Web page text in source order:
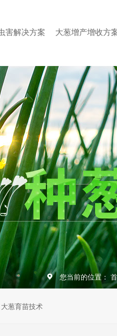
害解决方案 大葱增产增收方
您当前的位置：
大葱育苗技术